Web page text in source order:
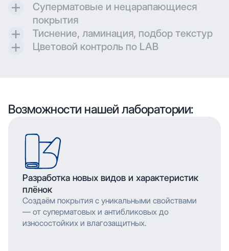
Контроль и разработка технических параметров
для гравировки позволяют максимально
воссоздавать дизайн при печати.
Суперматовые и нецарапающиеся
покрытия
Создаем матовые и суперматовые поверхности с
дополнительной защитой для трендовых
Тиснение, ламинация, подбор текстур
Применяем технологию глубокой печати с
долговечность изображения.
Цветовой контроль по LAB
мельчайшими деталями. Многослойное нанесение
обеспечивает насыщенность цвета и
Возможности нашей лаборатории:
Разработка новых видов и характеристик
плёнок
Создаём покрытия с уникальными свойствами
— от суперматовых и антибликовых до
износостойких и влагозащитных.